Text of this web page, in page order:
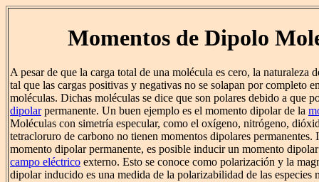
Momentos de Dipolo
A pesar de que la carga total de una molécula es cero, la naturaleza
tal que las cargas positivas y negativas no se solapan por completo
moléculas. Dichas moléculas se dice que son polares debido a que
dipolarpermanente. Un buen ejemplo es el momento dipolar de la
Moléculas con simetría especular, como el oxígeno, nitrógeno,
tetracloruro de carbono no tienen momentos dipolares permanentes.
momento dipolar permanente, es posible inducir un momento
campo eléctrico externo. Esto se conoce como polarización y la
dipolar inducido es una medida de la polarizabilidad de las especies